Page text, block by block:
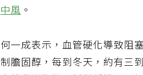
中風 。
何一成表示，血管硬化導致阻
制膽固醇，每到冬天，約有三